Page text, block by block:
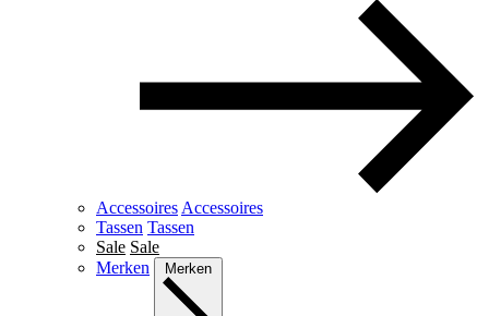
Accessoires Accessoires
Tassen Tassen
Sale Sale
Merken
Merken